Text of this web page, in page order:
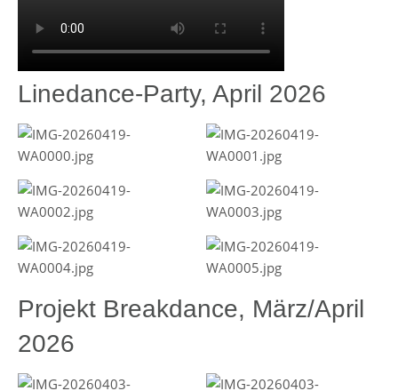
Linedance-Party, April 2026
Projekt Breakdance, März/April
2026